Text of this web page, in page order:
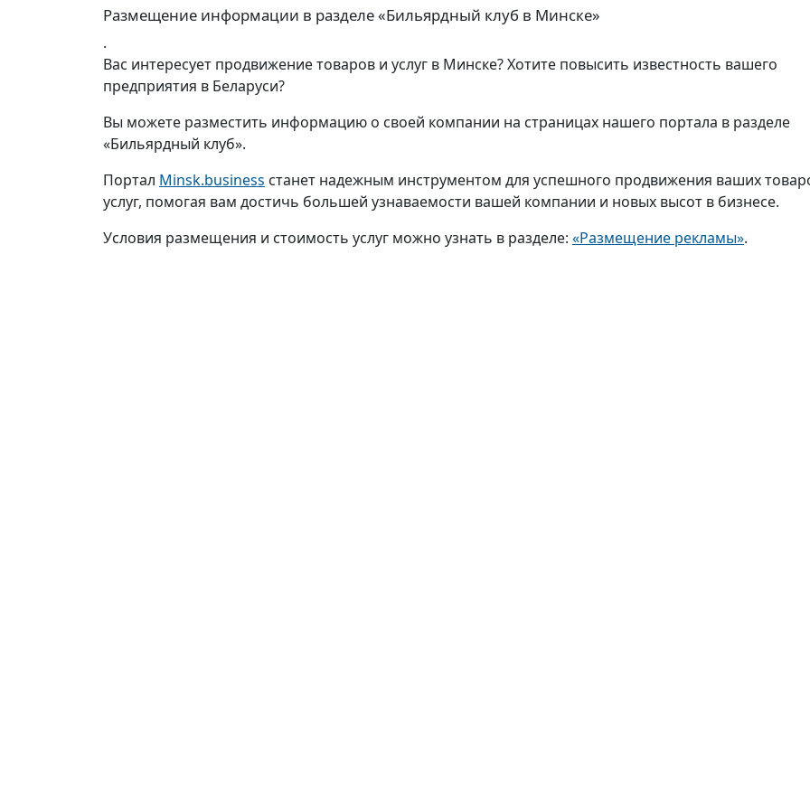
Размещение информации в разделе «Бильярдный клуб в Минске»
.
Вас интересует продвижение товаров и услуг в Минске? Хотите повысить известность вашего
предприятия в Беларуси?
Вы можете разместить информацию о своей компании на страницах нашего портала в разделе
«Бильярдный клуб».
Портал Minsk.business станет надежным инструментом для успешного продвижения ваших
услуг, помогая вам достичь большей узнаваемости вашей компании и новых высот в бизнесе.
Условия размещения и стоимость услуг можно узнать в разделе: «Размещение рекламы».